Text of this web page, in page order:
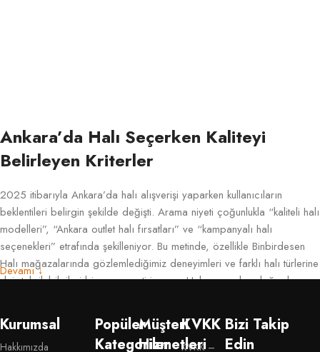
Ankara’da Halı Seçerken Kaliteyi
Belirleyen Kriterler
2025 itibarıyla Ankara’da halı alışverişi yaparken kullanıcıların
beklentileri belirgin şekilde değişti. Arama niyeti çoğunlukla “kaliteli halı
modelleri”, “Ankara outlet halı fırsatları” ve “kampanyalı halı
seçenekleri” etrafında şekilleniyor. Bu metinde, özellikle Binbirdesen
Halı mağazalarında gözlemlediğimiz deneyimleri ve farklı halı türlerine
dair teknik bilgileri bir araya getiriyorum. Halı açısından doğru kararı
önemli olduğunu pratik örneklerle aktarmak istiyorum.
İncelediğimizde gördük ki, kullanıcıların büyük bölümü ürünün
Devamı ↓
Kurumsal
Hakkımızda
Popüler
Kategoriler
Müşteri
Hizmetleri
KVKK
KVKK –
Bizi Takip
Edin